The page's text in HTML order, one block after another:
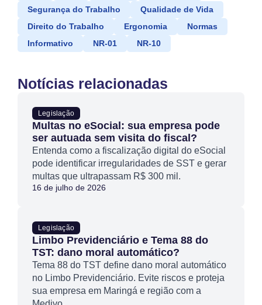
Segurança do Trabalho
Qualidade de Vida
Direito do Trabalho
Ergonomia
Normas
Informativo
NR-01 NR-10
Notícias relacionadas
Legislação
Multas no eSocial: sua empresa pode
ser autuada sem visita do fiscal?
Entenda como a fiscalização digital do eSocial
pode identificar irregularidades de SST e gerar
multas que ultrapassam R$ 300 mil.
16 de julho de 2026
Legislação
Limbo Previdenciário e Tema 88 do
TST: dano moral automático?
Tema 88 do TST define dano moral automático
no Limbo Previdenciário. Evite riscos e proteja
sua empresa em Maringá e região com a